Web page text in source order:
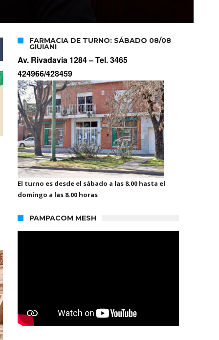
FARMACIA DE TURNO: SÁBADO 08/08
GIUIANI
Av. Rivadavia 1284 –Tel. 3465
424966/428459
El turno es desde el sábado a las 8.00 hasta el
domingo a las 8.00 horas
PAMPACOM MESH